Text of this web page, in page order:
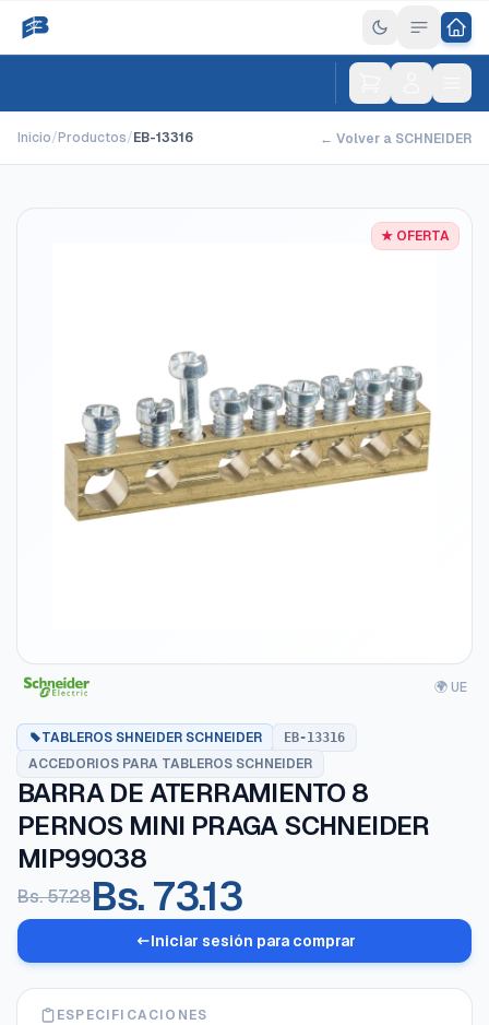
Inicio/Productos/EB-13316 ← Volver a SCHNEIDER
★ OFERTA
🌍 UE
TABLEROS SHNEIDER SCHNEIDER EB-13316
ACCEDORIOS PARA TABLEROS SCHNEIDER
BARRA DE ATERRAMIENTO 8
PERNOS MINI PRAGA SCHNEIDER
MIP99038
Bs. 57.28Bs. 73.13
Iniciar sesión para comprar
ESPECIFICACIONES